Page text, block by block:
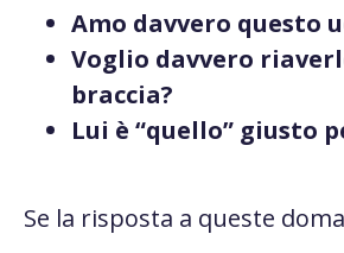
Amo davvero questo
Voglio davvero
braccia?
Lui è “quello” giusto
Se la risposta a queste